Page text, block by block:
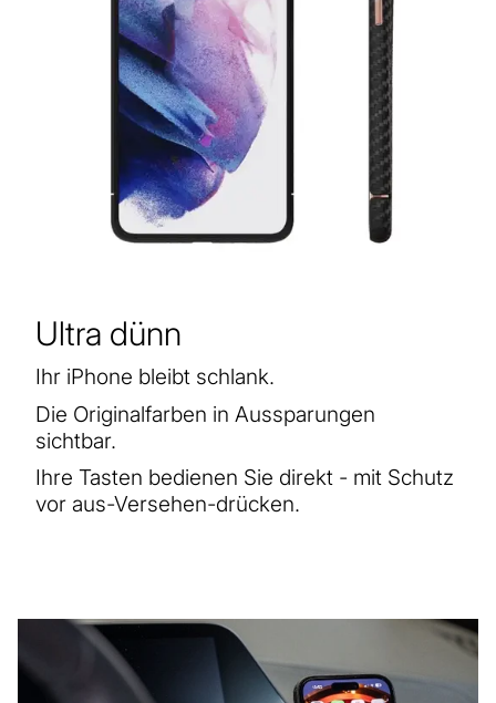
Ultra dünn
Ihr iPhone bleibt schlank.
Die Originalfarben in Aussparungen
sichtbar.
Ihre Tasten bedienen Sie direkt - mit Schutz
vor aus-Versehen-drücken.